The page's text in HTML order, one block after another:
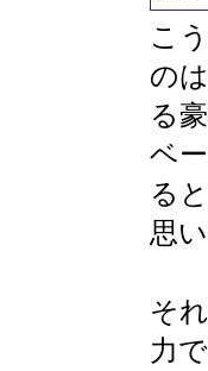
こ
の
る
ベ
る
思
そ
力